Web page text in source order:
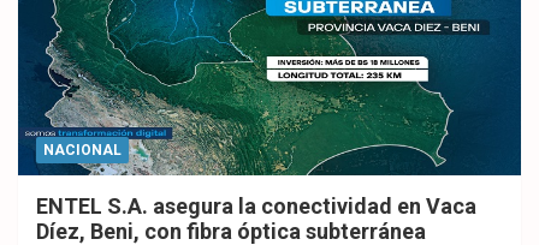
NACIONAL
ENTEL S.A. asegura la conectividad en Vaca
Díez, Beni, con fibra óptica subterránea